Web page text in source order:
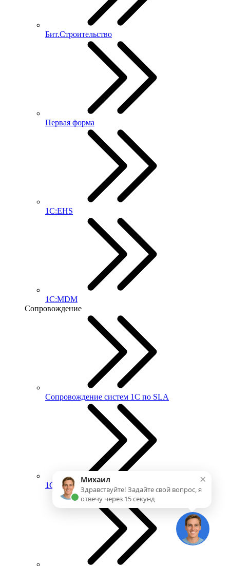
Бит.Строительство
Первая форма
1С:EHS
1С:MDM
Сопровождение
Сопровождение систем 1С по SLA
1С:ИТС ×
Михаил
Здравствуйте! Задайте свой вопрос, я
отвечу через 15 секунд